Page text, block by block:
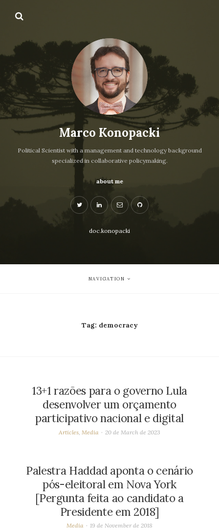
Marco Konopacki
Political Scientist with a management and technology background
specialized in collaborative policymaking.
about me
doc.konopacki
NAVIGATION
Tag: democracy
13+1 razões para o governo Lula
desenvolver um orçamento
participativo nacional e digital
Articles, Media 20 de March de 2023
Palestra Haddad aponta o cenário
pós-eleitoral em Nova York
[Pergunta feita ao candidato a
Presidente em 2018]
Media 19 de November de 2018